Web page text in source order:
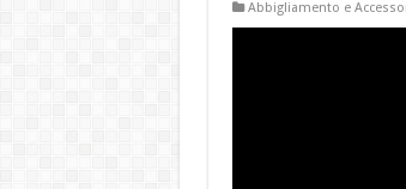
Abbigliamento e